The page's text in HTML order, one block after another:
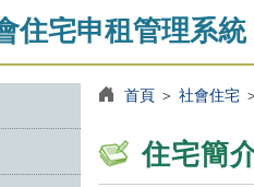
住宅申租管理系統
首頁＞ 社會住宅
住宅簡